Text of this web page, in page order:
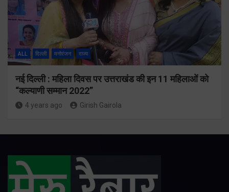
ALL दिल्ली मनोरंजन राज्य
नई दिल्ली : महिला दिवस पर उत्तराखंड की इन 11 महिलाओं को
“कल्याणी सम्मान 2022”
4 years ago Girish Gairola